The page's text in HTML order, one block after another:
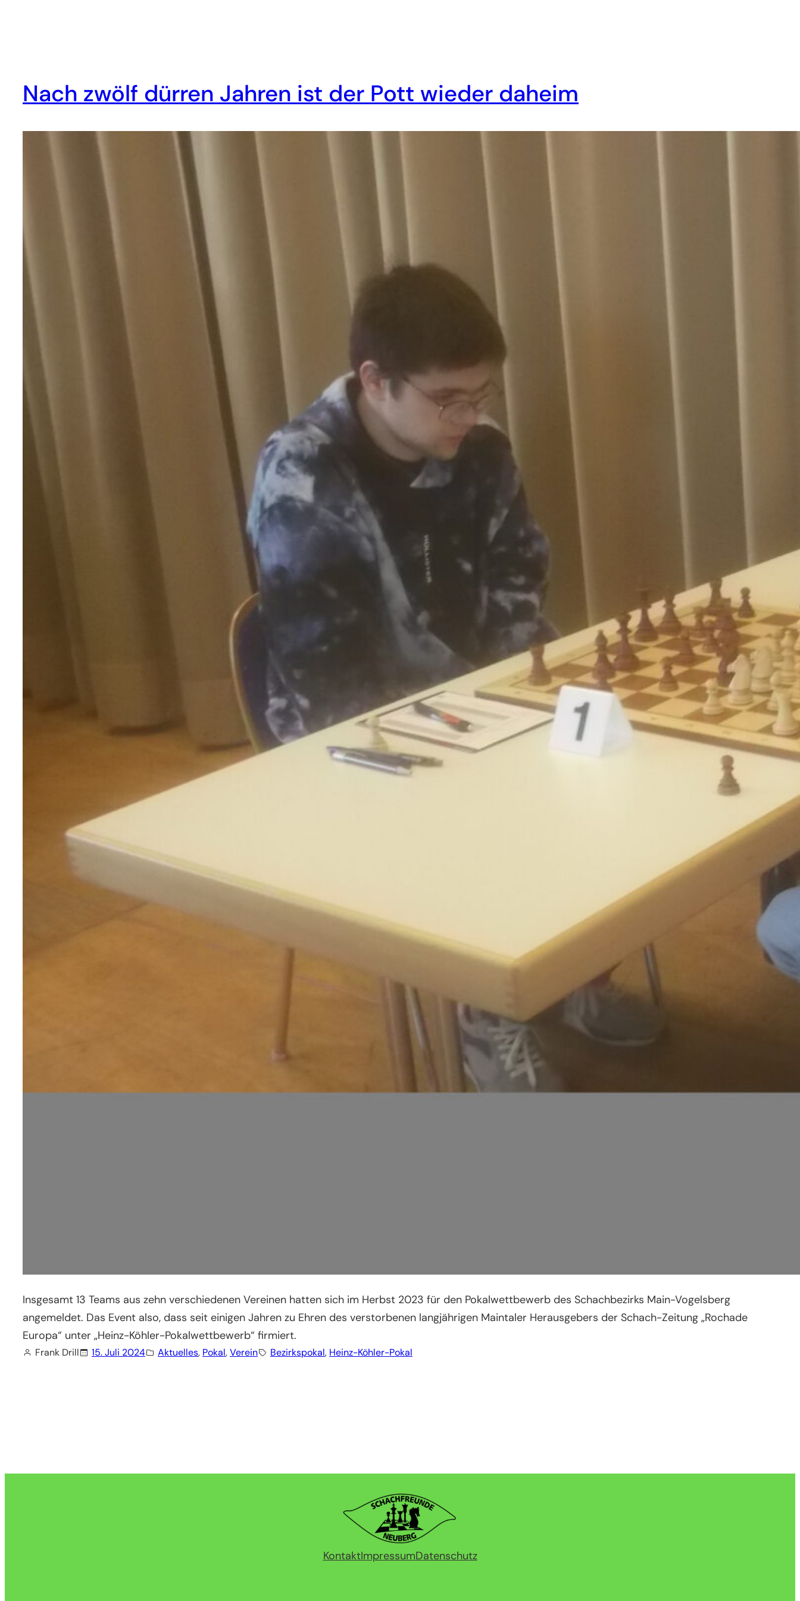
Nach zwölf dürren Jahren ist der Pott wieder daheim
Insgesamt 13 Teams aus zehn verschiedenen Vereinen hatten sich im Herbst 2023 für den Pokalwettbewerb des Schachbezirks Main-Vogelsberg
angemeldet. Das Event also, dass seit einigen Jahren zu Ehren des verstorbenen langjährigen Maintaler Herausgebers der Schach-Zeitung „Rochade
Europa“ unter „Heinz-Köhler-Pokalwettbewerb“ firmiert.
Frank Drill 15. Juli 2024 Aktuelles, Pokal, Verein Bezirkspokal, Heinz-Köhler-Pokal
KontaktImpressumDatenschutz